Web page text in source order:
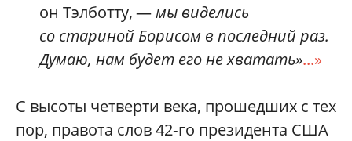
он Тэлботту, —мы виделись
со стариной Борисом в последний раз.
Думаю, нам будет его не хватать»...»
С высоты четверти века, прошедших с тех
пор, правота слов 42‑го президента США